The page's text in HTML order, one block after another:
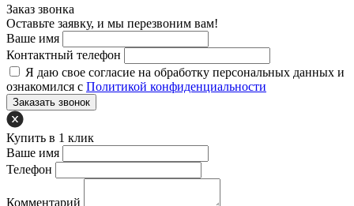
Заказ звонка
Оставьте заявку, и мы перезвоним вам!
Ваше имя
Контактный телефон
Я даю свое согласие на обработку персональных данных и
ознакомился с Политикой конфиденциальности
Заказать звонок
Купить в 1 клик
Ваше имя
Телефон
Комментарий